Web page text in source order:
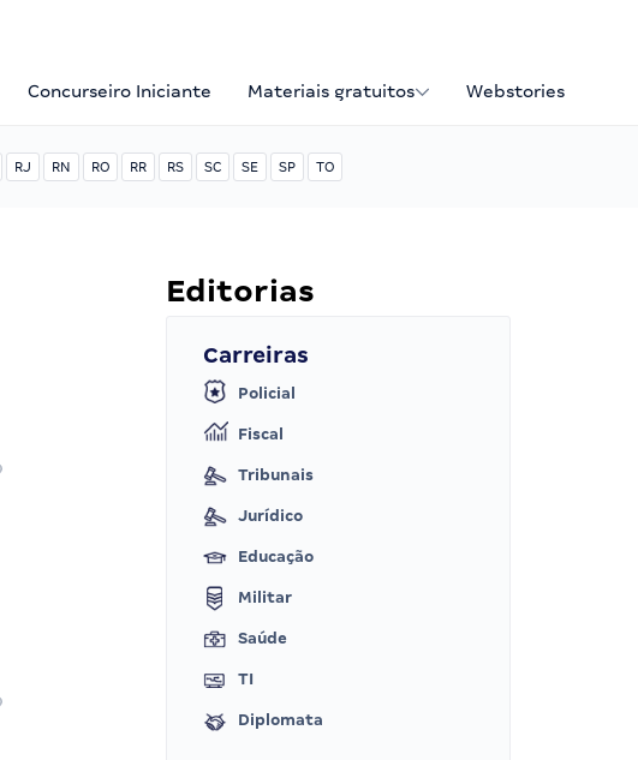
Concurseiro Iniciante Materiais gratuitos Webstories
RJ RN RO RR RS SC SE SP TO
Editorias
Carreiras
Policial
Fiscal
Tribunais
Jurídico
Educação
Militar
Saúde
TI
Diplomata